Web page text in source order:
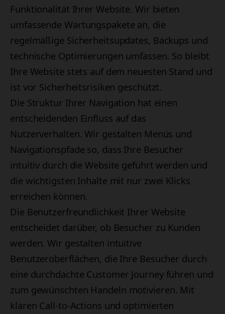
Funktionalität Ihrer Website. Wir bieten
umfassende Wartungspakete an, die
regelmäßige Sicherheitsupdates, Backups und
technische Optimierungen umfassen. So bleibt
Ihre Website stets auf dem neuesten Stand und
ist vor Sicherheitsrisiken geschützt.
Die Struktur Ihrer Navigation hat einen
entscheidenden Einfluss auf das
Nutzerverhalten. Wir gestalten Menüs und
Navigationspfade so, dass Ihre Besucher
intuitiv durch die Website geführt werden und
die wichtigsten Inhalte mit nur zwei Klicks
erreichen können.
Die Benutzerfreundlichkeit Ihrer Website
entscheidet darüber, ob Besucher zu Kunden
werden. Wir gestalten intuitive
Benutzeroberflächen, die Ihre Besucher durch
eine durchdachte Customer Journey führen und
zum gewünschten Handeln motivieren. Mit
klaren Call-to-Actions und optimierten